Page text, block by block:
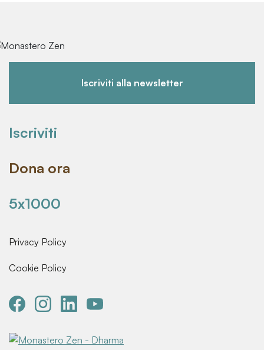
Iscriviti alla newsletter
Iscriviti
Dona ora
5x1000
Privacy Policy
Cookie Policy